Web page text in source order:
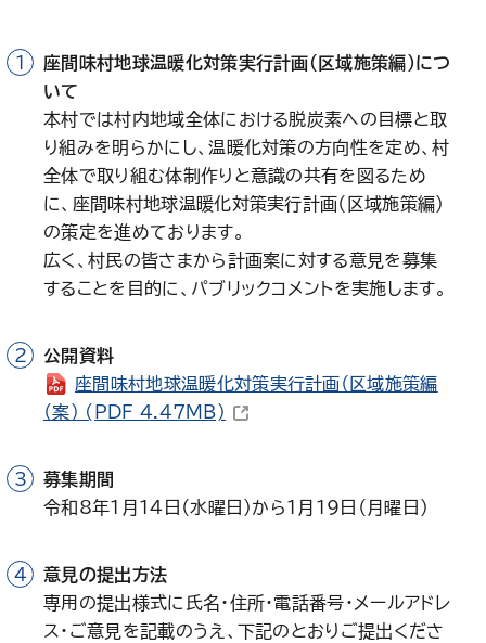
座間味村地球温暖化対策実行計画（区域施策編）につ
いて
本村では村内地域全体における脱炭素への目標と取
り組みを明らかにし、温暖化対策の方向性を定め、村
全体で取り組む体制作りと意識の共有を図るため
に、座間味村地球温暖化対策実行計画（区域施策編）
の策定を進めております。
広く、村民の皆さまから計画案に対する意見を募集
することを目的に、パブリックコメントを実施します。
公開資料
座間味村地球温暖化対策実行計画（区域施策編
（案） (PDF 4.47MB) （新しいウィンドウで開きます）
募集期間
令和8年1月14日（水曜日）から1月19日（月曜日）
意見の提出方法
専用の提出様式に氏名・住所・電話番号・メールアドレ
ス・ご意見を記載のうえ、下記のとおりご提出くださ